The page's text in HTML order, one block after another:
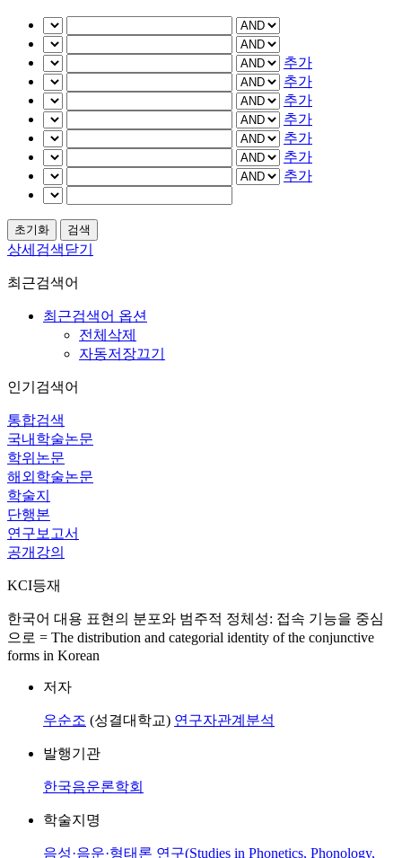
추가
추가
추가
추가
추가
추가
추가
상세검색닫기
최근검색어
최근검색어 옵션
전체삭제
자동저장끄기
인기검색어
통합검색
국내학술논문
학위논문
해외학술논문
학술지
단행본
연구보고서
공개강의
KCI등재
한국어 대용 표현의 분포와 범주적 정체성: 접속 기능을 중심
으로 = The distribution and categorial identity of the conjunctive
forms in Korean
저자
우순조 (성결대학교) 연구자관계분석
발행기관
한국음운론학회
학술지명
음성·음운·형태론 연구(Studies in Phonetics, Phonology,